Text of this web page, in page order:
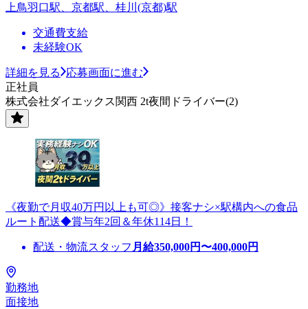
上鳥羽口駅、京都駅、桂川(京都)駅
交通費支給
未経験OK
詳細を見る
応募画面に進む
正社員
株式会社ダイエックス関西 2t夜間ドライバー(2)
《夜勤で月収40万円以上も可◎》接客ナシ×駅構内への食品
ルート配送◆賞与年2回＆年休114日！
配送・物流スタッフ 月給350,000円〜400,000円
勤務地
面接地